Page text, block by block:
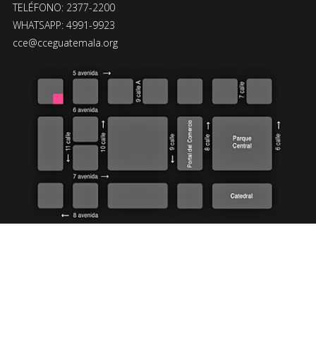
TELÉFONO: 2377-2200
WHATSAPP: 4991-9923
cce@cceguatemala.org